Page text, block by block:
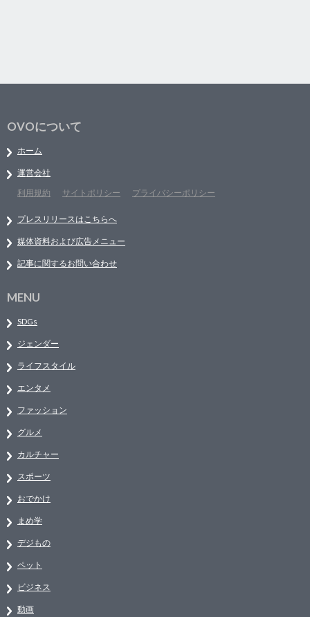
OVOについて
ホーム
運営会社
利用規約
サイトポリシー プライバシーポリシー
プレスリリースはこちらへ
媒体資料および広告メニュー
記事に関するお問い合わせ
MENU
SDGs
ジェンダー
ライフスタイル
エンタメ
ファッション
グルメ
カルチャー
スポーツ
おでかけ
まめ学
デジもの
ペット
ビジネス
動画